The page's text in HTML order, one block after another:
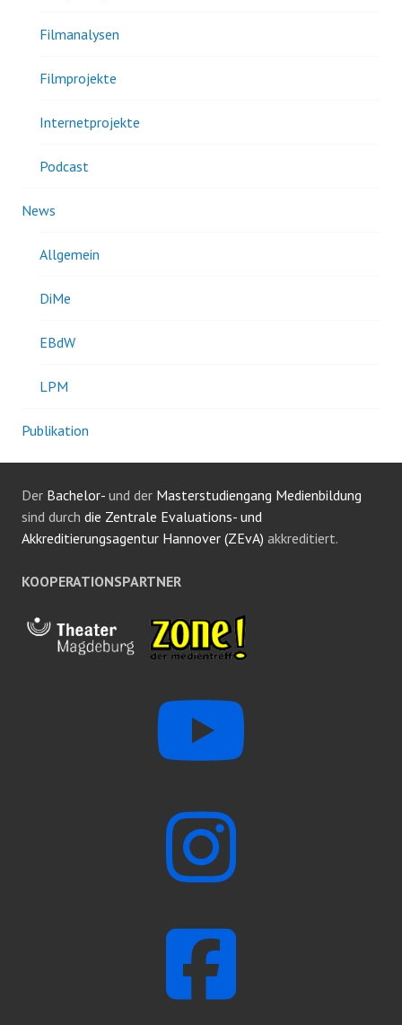
Filmanalysen
Filmprojekte
Internetprojekte
Podcast
News
Allgemein
DiMe
EBdW
LPM
Publikation
Der Bachelor- und der Masterstudiengang Medienbildung
sind durch die Zentrale Evaluations- und
Akkreditierungsagentur Hannover (ZEvA) akkreditiert.
KOOPERATIONSPARTNER